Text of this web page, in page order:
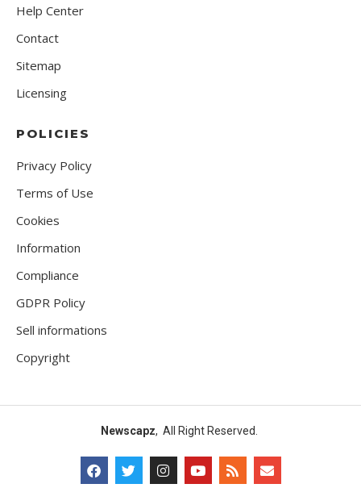
Help Center
Contact
Sitemap
Licensing
POLICIES
Privacy Policy
Terms of Use
Cookies
Information
Compliance
GDPR Policy
Sell informations
Copyright
Newscapz, All Right Reserved.